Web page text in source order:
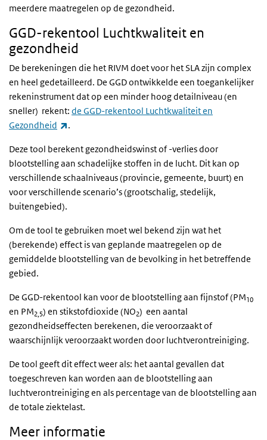
meerdere maatregelen op de gezondheid.
GGD-rekentool Luchtkwaliteit en
gezondheid
De berekeningen die het RIVM doet voor het SLA zijn complex
en heel gedetailleerd. De GGD ontwikkelde een toegankelijker
rekeninstrument dat op een minder hoog detailniveau (en
sneller) rekent: de GGD-rekentool Luchtkwaliteit en
Gezondheid
(externe link)
.
Deze tool berekent gezondheidswinst of -verlies door
blootstelling aan schadelijke stoffen in de lucht. Dit kan op
verschillende schaalniveaus (provincie, gemeente, buurt) en
voor verschillende scenario’s (grootschalig, stedelijk,
buitengebied).
Om de tool te gebruiken moet wel bekend zijn wat het
(berekende) effect is van geplande maatregelen op de
gemiddelde blootstelling van de bevolking in het betreffende
gebied.
De GGD-rekentool kan voor de blootstelling aan fijnstof (PM10
en PM2,5) en stikstofdioxide (NO2) een aantal
gezondheidseffecten berekenen, die veroorzaakt of
waarschijnlijk veroorzaakt worden door luchtverontreiniging.
De tool geeft dit effect weer als: het aantal gevallen dat
toegeschreven kan worden aan de blootstelling aan
luchtverontreiniging en als percentage van de blootstelling aan
de totale ziektelast.
Meer informatie